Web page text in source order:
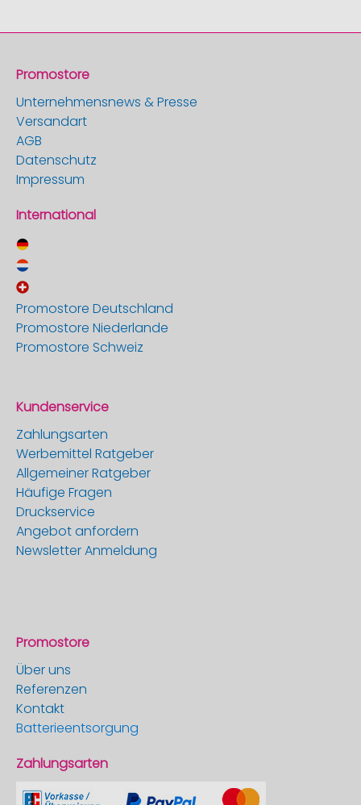
Promostore
Unternehmensnews & Presse
Versandart
AGB
Datenschutz
Impressum
International
Promostore Deutschland
Promostore Niederlande
Promostore Schweiz
Kundenservice
Zahlungsarten
Werbemittel Ratgeber
Allgemeiner Ratgeber
Häufige Fragen
Druckservice
Angebot anfordern
Newsletter Anmeldung
Promostore
Über uns
Referenzen
Kontakt
Batterieentsorgung
Zahlungsarten